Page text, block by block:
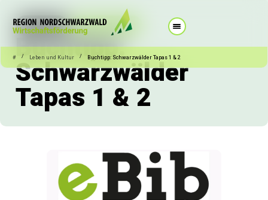
# / Leben und Kultur / Buchtipp: Schwarzwälder Tapas 1 & 2
26.06.2025 Leben und Kultur
Buchtipp:
Schwarzwälder
Tapas 1 & 2